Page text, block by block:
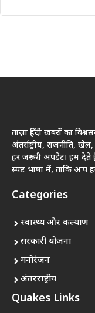
ताज़ा हिंदी खबरों का
अंतर्राष्ट्रीय, राजनीति,
हर जरूरी अपडेट। हम
स्पष्ट भाषा में, ताकि आप
Categories
स्वास्थ्य और कल्याण
सरकारी योजना
मनोरंजन
अंतरराष्ट्रीय
Quakes Links